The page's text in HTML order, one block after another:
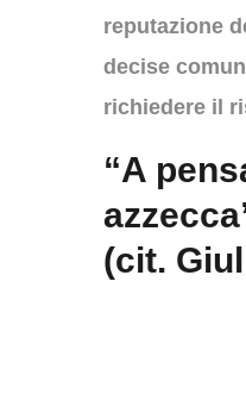
reputazione
decise
richiedere il
“A
(cit.